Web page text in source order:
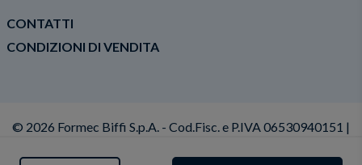
CONTATTI
CONDIZIONI DI VENDITA
© 2026 Formec Biffi S.p.A. - Cod.Fisc. e P.IVA 06530940151 |
Vendita|Dichiarazione di Accessibilità|Modifica il